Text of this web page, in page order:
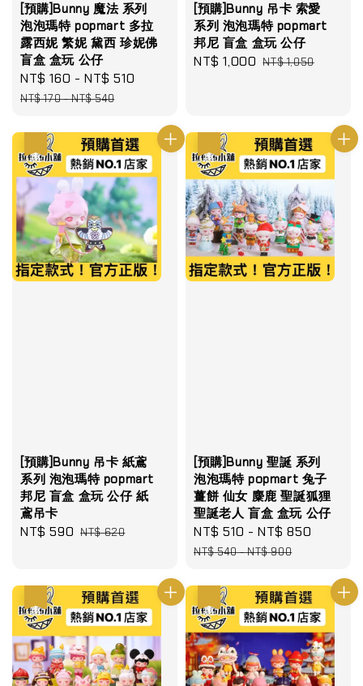
[預購]Bunny 魔法 系列
泡泡瑪特 popmart 多拉
露西妮 繁妮 黛西 珍妮佛
盲盒 盒玩 公仔
Sale
price
NT$ 160 -NT$ 510
NT$ 170-NT$ 540
[預購]Bunny 吊卡 索愛
系列 泡泡瑪特 popmart
邦尼 盲盒 盒玩 公仔
Sale
NT$ 1,000 Regular
NT$ 1,050
[預購]Bunny 吊卡 紙鳶
系列 泡泡瑪特 popmart
邦尼 盲盒 盒玩 公仔 紙
鳶吊卡
Sale
NT$ 590 Regular
NT$ 620
[預購]Bunny 聖誕 系列
泡泡瑪特 popmart 兔子
薑餅 仙女 麋鹿 聖誕狐狸
聖誕老人 盲盒 盒玩 公仔
Sale
price
NT$ 510 -NT$ 850
NT$ 540-NT$ 900